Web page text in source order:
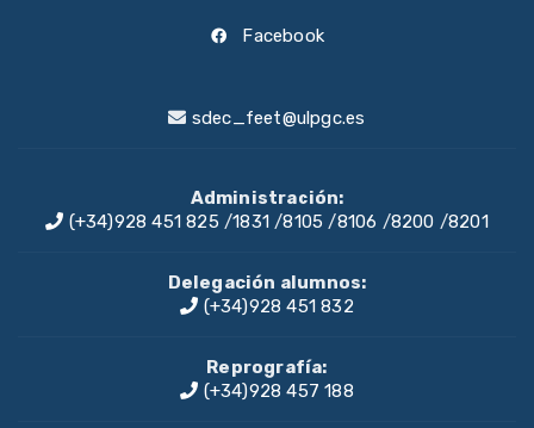
Facebook
sdec_feet@ulpgc.es
Administración:
(+34)928 451 825 /1831/8105 /8106 /8200 /8201
Delegación alumnos:
(+34)928 451 832
Reprografía:
(+34)928 457 188